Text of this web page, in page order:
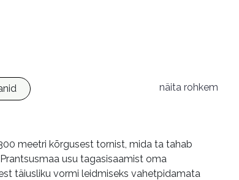
näita rohkem
meetri kõrgusest tornist, mida ta tahab
usu tagasisaamist oma
täiusliku vormi leidmiseks vahetpidamata